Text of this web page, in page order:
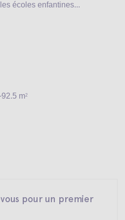
écoles enfantines...
m2
pour un premier